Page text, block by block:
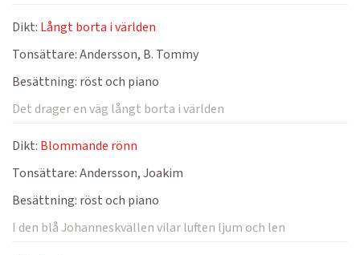
Dikt: Långt borta i världen
Tonsättare:Andersson, B. Tommy
Besättning: röst och piano
Det drager en väg långt borta i världen
Dikt: Blommande rönn
Tonsättare:Andersson, Joakim
Besättning: röst och piano
I den blå Johanneskvällen vilar luften ljum och len